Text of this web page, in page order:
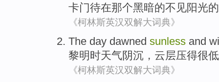
卡门待在那个黑暗的不见阳光
《柯林斯英汉双解大词典》
The day dawned sunless and
黎明时天气阴沉 ，云层压得很
《柯林斯英汉双解大词典》